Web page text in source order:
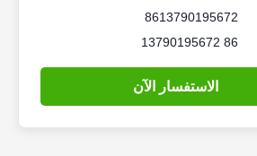
8613790195672
86 13790195672
الاستفسار الآن